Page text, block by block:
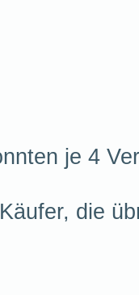
je 4
die